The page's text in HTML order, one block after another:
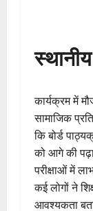
कार्यक्रम में
सामाजिक
कि बोर्ड
को आगे की
परीक्षाओं में
कई लोगों ने
आवश्यकता